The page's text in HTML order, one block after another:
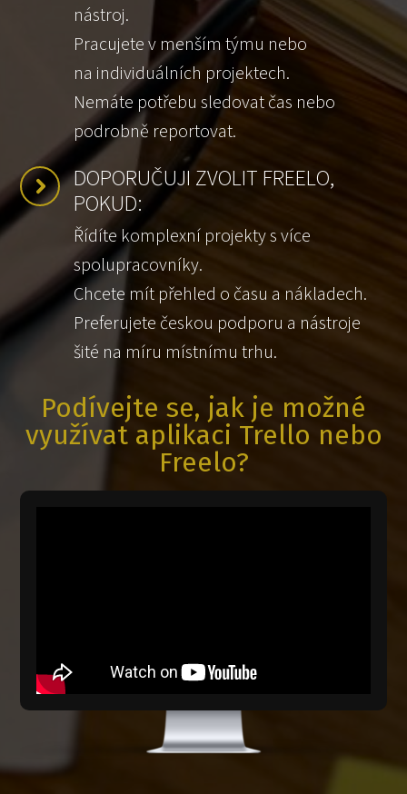
nástroj.
Pracujete v menším týmu nebo
na individuálních projektech.
Nemáte potřebu sledovat čas nebo
podrobně reportovat.
DOPORUČUJI ZVOLIT FREELO,
POKUD:
Řídíte komplexní projekty s více
spolupracovníky.
Chcete mít přehled o času a nákladech.
Preferujete českou podporu a nástroje
šité na míru místnímu trhu.
Podívejte se, jak je možné
využívat aplikaci Trello nebo
Freelo?